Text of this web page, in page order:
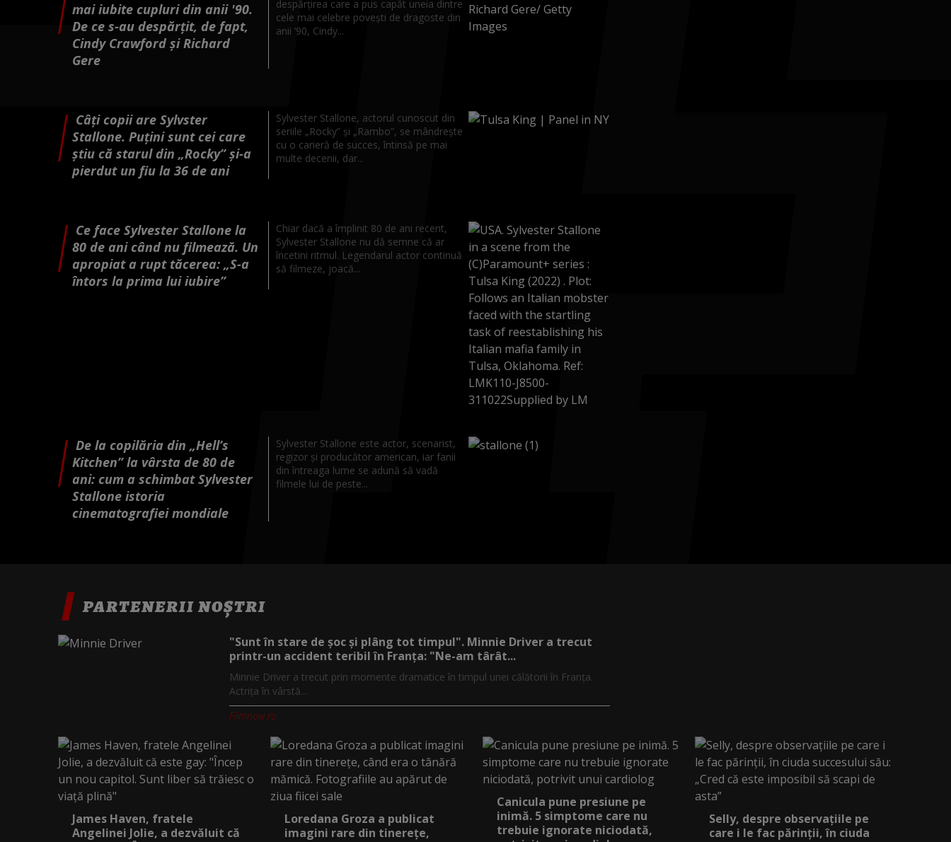
mai iubite cupluri din anii '90.
De ce s-au despărțit, de fapt,
Cindy Crawford și Richard
Gere
despărțirea care a pus capăt uneia dintre
cele mai celebre povești de dragoste din
anii ’90, Cindy...
Câți copii are Sylvster
Stallone. Puțini sunt cei care
știu că starul din „Rocky” și-a
pierdut un fiu la 36 de ani
Sylvester Stallone, actorul cunoscut din
seriile „Rocky” și „Rambo”, se mândrește
cu o carieră de succes, întinsă pe mai
multe decenii, dar...
Ce face Sylvester Stallone la
80 de ani când nu filmează. Un
apropiat a rupt tăcerea: „S-a
întors la prima lui iubire”
Chiar dacă a împlinit 80 de ani recent,
Sylvester Stallone nu dă semne că ar
încetini ritmul. Legendarul actor continuă
să filmeze, joacă...
De la copilăria din „Hell’s
Kitchen” la vârsta de 80 de
ani: cum a schimbat Sylvester
Stallone istoria
cinematografiei mondiale
Sylvester Stallone este actor, scenarist,
regizor şi producător american, iar fanii
din întreaga lume se adună să vadă
filmele lui de peste...
PARTENERII NOȘTRI
"Sunt în stare de șoc și plâng tot timpul". Minnie Driver a trecut
printr-un accident teribil în Franța: "Ne-am târât...
Minnie Driver a trecut prin momente dramatice în timpul unei călătorii în Franța.
Actrița în vârstă...
Filmnow.ro
James Haven, fratele
Angelinei Jolie, a dezvăluit că
Loredana Groza a publicat
imagini rare din tinerețe,
Canicula pune presiune pe
inimă. 5 simptome care nu
trebuie ignorate niciodată,
Selly, despre observațiile pe
care i le fac părinții, în ciuda